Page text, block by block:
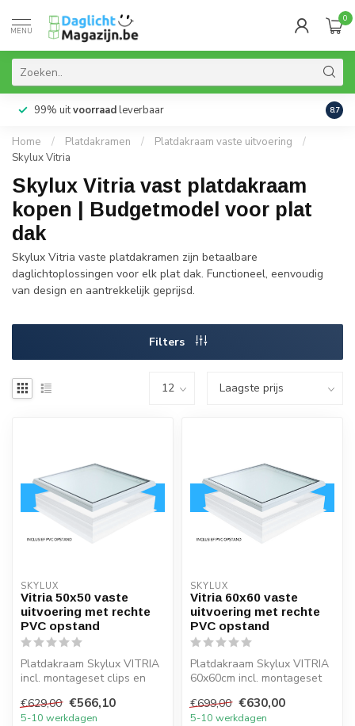
MENU
0
99% uitvoorraadleverbaar 8.7
Home / Platdakramen / Platdakraam vaste uitvoering
/
Skylux Vitria
Skylux Vitria vast platdakraam
kopen | Budgetmodel voor plat
dak
Skylux Vitria vaste platdakramen zijn betaalbare
daglichtoplossingen voor elk plat dak. Functioneel, eenvoudig
van design en aantrekkelijk geprijsd.
Filters
SKYLUX
Vitria 50x50 vaste
uitvoering met rechte
PVC opstand
Platdakraam Skylux VITRIA
incl. montageset clips en
€629,00 €566,10
5-10 werkdagen
SKYLUX
Vitria 60x60 vaste
uitvoering met rechte
PVC opstand
Platdakraam Skylux VITRIA
60x60cm incl. montageset
20/0...
€699,00 €630,00
5-10 werkdagen